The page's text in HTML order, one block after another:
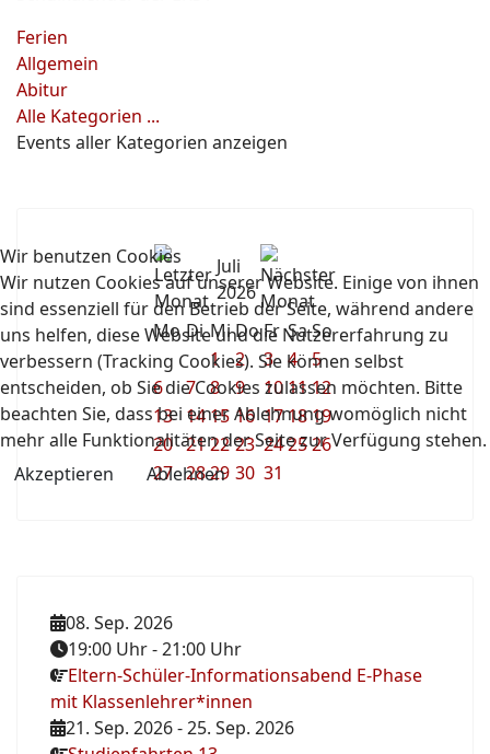
Ferien
Allgemein
Abitur
Alle Kategorien ...
Events aller Kategorien anzeigen
Juli
2026
Mo Di MiDo Fr SaSo
1
2 3 4 5
6
7 8 9 10 11 12
13 1415 16 171819
20 2122 23 242526
27 2829 30 31
08. Sep. 2026
19:00 Uhr-21:00 Uhr
Eltern-Schüler-Informationsabend E-Phase
mit Klassenlehrer*innen
21. Sep. 2026-25. Sep. 2026
Wir benutzen Cookies
Wir nutzen Cookies auf unserer Website. Einige von ihnen
sind essenziell für den Betrieb der Seite, während andere
uns helfen, diese Website und die Nutzererfahrung zu
verbessern (Tracking Cookies). Sie können selbst
entscheiden, ob Sie die Cookies zulassen möchten. Bitte
beachten Sie, dass bei einer Ablehnung womöglich nicht
mehr alle Funktionalitäten der Seite zur Verfügung stehen.
Akzeptieren
Ablehnen